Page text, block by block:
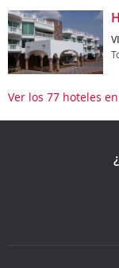
Ver los 77 hoteles